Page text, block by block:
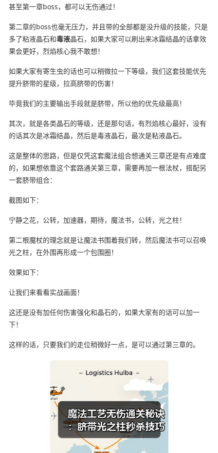
甚至第一章boss，都可以无伤通过！
第二章的boss也毫无压力，并且带的全部都是没升级的技能，只是
多了粘液晶石和毒液晶石，如果大家可以刷出来冰霜结晶的话拿效
果会更好，烈焰核心我不敢想！
如果大家有寄生虫的话也可以稍微拉一下等级，我们这套技能优先
提升脐带的星级，拉高脐带的伤害！
毕竟我们的主要输出手段就是脐带，所以他的优先级最高！
其次，就是各类晶石的等级，还是那句话，有烈焰核心最好，没有
的话其次是冰霜结晶，然后是毒液晶石，最次是粘液晶石。
这是整体的思路，但是仅凭这套魔法组合想通关三章还是有点难度
的，如果想依靠这个套路通关第三章，需要再加一根法杖，搭配另
一套脐带组合：
截图如下：
宁静之花，公转，加速器，期待，魔法书，公转，光之柱！
第二根魔杖的理念就是让魔法书围着我们转，然后魔法书可以召唤
光之柱，在外围再形成一个包围圈！
效果如下：
让我们来看看实战画面！
这还是没有加任何伤害强化和晶石的，如果大家有的话可以加一
下！
这样的话，只要我们的走位稍微好一点，是可以通过第三章的。